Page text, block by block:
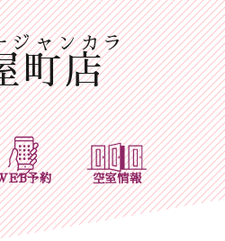
ジャンカラ
町店
予約 空室情報